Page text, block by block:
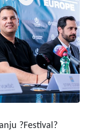
?Festival?